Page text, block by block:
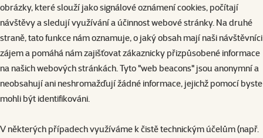
obrázky, které slouží jako signálové oznámení cookies, počítají
návštěvy a sledují využívání a účinnost webové stránky. Na druhé
straně, tato funkce nám oznamuje, o jaký obsah mají naši návštěvníci
zájem a pomáhá nám zajišťovat zákaznicky přizpůsobené informace
na našich webových stránkách. Tyto "web beacons" jsou anonymní a
neobsahují ani neshromažďují žádné informace, jejichž pomocí byste
mohli být identifikováni.
V některých případech využíváme k čistě technickým účelům (např.